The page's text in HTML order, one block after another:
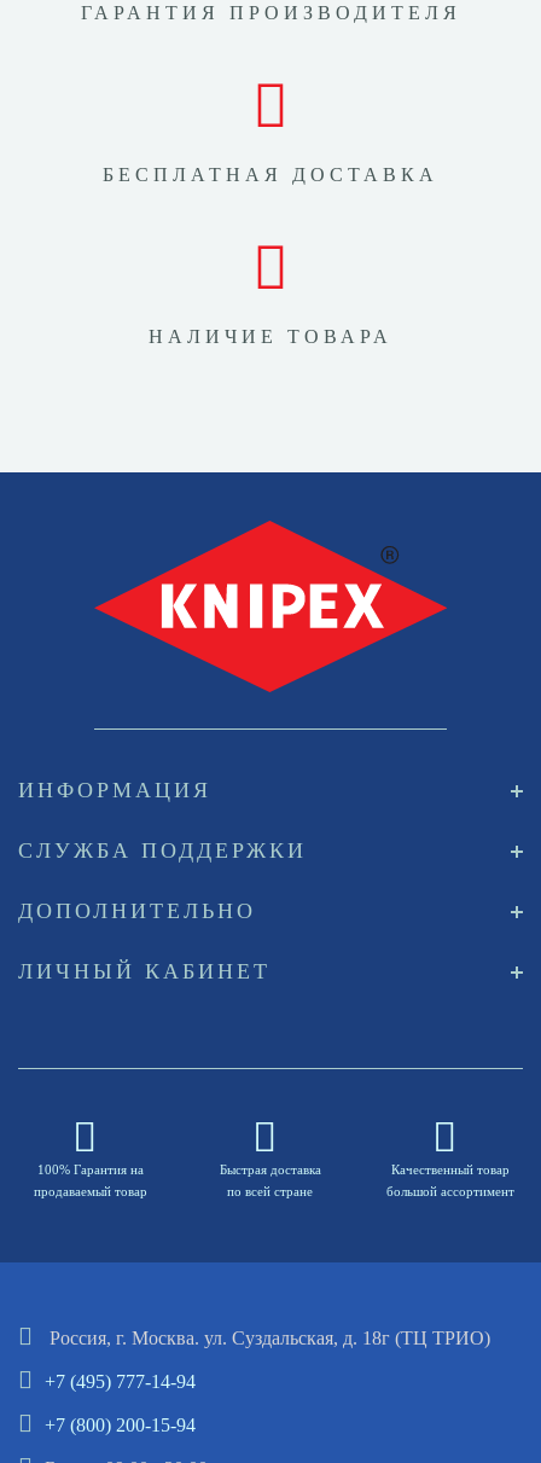
ГАРАНТИЯ ПРОИЗВОДИТЕЛЯ
БЕСПЛАТНАЯ ДОСТАВКА
НАЛИЧИЕ ТОВАРА
ИНФОРМАЦИЯ
СЛУЖБА ПОДДЕРЖКИ
ДОПОЛНИТЕЛЬНО
ЛИЧНЫЙ КАБИНЕТ
100% Гарантия на
продаваемый товар
Быстрая доставка
по всей стране
Качественный товар
большой ассортимент
Россия, г. Москва. ул. Суздальская, д. 18г (ТЦ ТРИО)
+7 (495) 777-14-94
+7 (800) 200-15-94